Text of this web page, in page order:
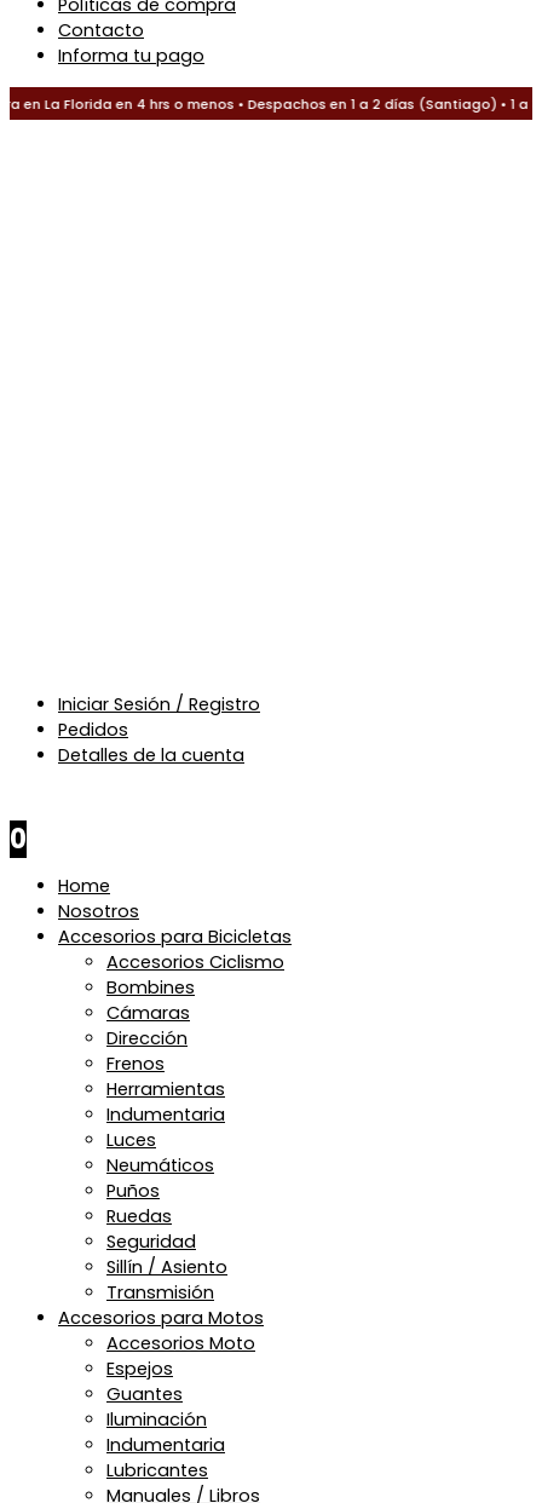
Políticas de compra
Contacto
Informa tu pago
La Florida en 4 hrs o menos • Despachos en 1 a 2 días (Santiago) • 1 a
Iniciar Sesión / Registro
Pedidos
Detalles de la cuenta
0
Home
Nosotros
Accesorios para Bicicletas
Accesorios Ciclismo
Bombines
Cámaras
Dirección
Frenos
Herramientas
Indumentaria
Luces
Neumáticos
Puños
Ruedas
Seguridad
Sillín / Asiento
Transmisión
Accesorios para Motos
Accesorios Moto
Espejos
Guantes
Iluminación
Indumentaria
Lubricantes
Manuales / Libros